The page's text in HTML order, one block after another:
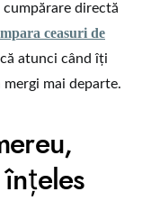
directă
ceasuri de
atunci când îți
mai departe.